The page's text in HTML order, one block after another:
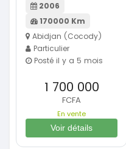
2006
170000 Km
Abidjan (Cocody)
Particulier
Posté il y a 5 mois
1 700 000
FCFA
En vente
Voir détails